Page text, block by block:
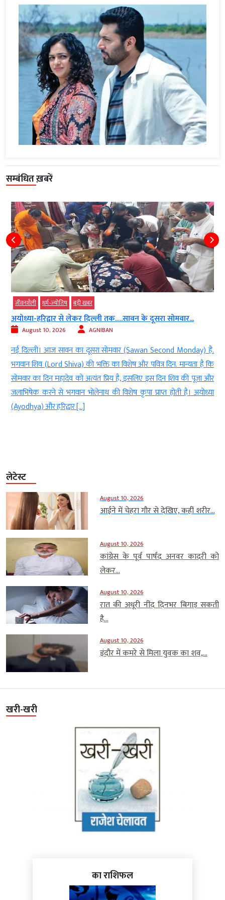
सम्बंधित ख़बरें
बड़ी खबर
कोलकाता एयरपोर्ट पर लैंडिंग के वक्त तेज लेजर...
August 10, 2026 AGNIBAN
कोलकाता। कोलकाता (Kolkata) में शनिवार रात 159 यात्रियों से भरे एक प्लेन
(Plane) के साथ बड़ा हादसा टल गया. मलेशिया से आ रही फ्लाइट जैसे ही नीचे
उतरने वाली थी, कॉकपिट की तरफ आई एक तेज लेजर लाइट (Intense laser
light) की वजह से पायलट की आंखें चौंधिया गईं. गनीमत रही कि पायलट ने
सूझबूझ […]
लेटेस्ट
August 10, 2026
आईने में चेहरा गौर से देखिए, कहीं शरीर...
August 10, 2026
कांग्रेस के पूर्व पार्षद अनवर कादरी को
लेकर...
August 10, 2026
रात की अधूरी नींद दिनभर बिगाड़ सकती
है...
August 10, 2026
इंदौर में कमरे से मिला युवक का शव,...
खरी-खरी
का राशिफल